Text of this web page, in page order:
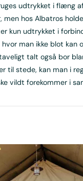
udtrykket i flæng
men hos Albatros
kun udtrykket i
man ikke blot kan
talt også bor
til stede, kan man i
vildt forekommer i